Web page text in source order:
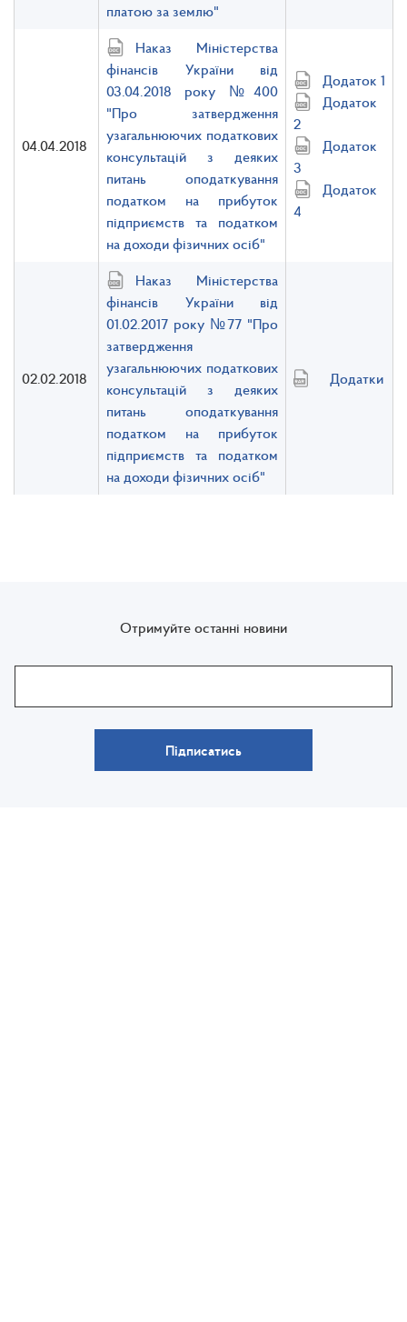
платою за землю"
04.04.2018
Наказ Міністерства
фінансів України від
03.04.2018 року №400
"Про затвердження
узагальнюючих податкових
консультацій з деяких
питань оподаткування
податком на прибуток
підприємств та податком
на доходи фізичних осіб"
Додаток 1
Додаток
2
Додаток
3
Додаток
4
02.02.2018
Наказ Міністерства
фінансів України від
01.02.2017 року №77 "Про
затвердження
узагальнюючих податкових
консультацій з деяких
питань оподаткування
податком на прибуток
підприємств та податком
на доходи фізичних осіб"
Додатки
Отримуйте останні новини
Підписатись